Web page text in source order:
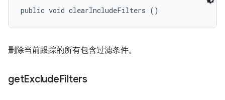
public void clearIncludeFilters ()
删除当前跟踪的所有包含过滤条件。
getExcludeFilters